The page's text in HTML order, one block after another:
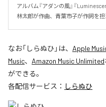
アルバム『アダンの風』『
林太郎が作曲、青葉市子が作詞を担
なお「しらぬひ 」は、 Apple
Music、 Amazon Music Unlimited
ができる。
各配信サービス： しらぬひ